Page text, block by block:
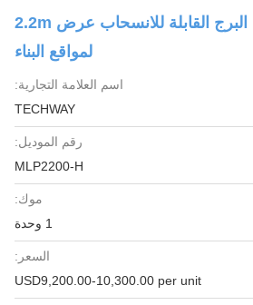
سطح تحميل رافعة البرج القابلة للانسحاب عرض 2.2m
لمواقع البناء
اسم العلامة التجارية:
TECHWAY
رقم الموديل:
MLP2200-H
موك:
السعر:
USD9,200.00-10,300.00 per unit